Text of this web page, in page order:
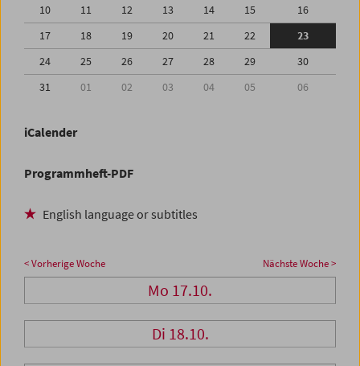
10
11 12 13 14 15
16
17
18 19 20 21 22
23
24
25 26 27 28 29
30
31
01 02 03 04 05 06
iCalender
Programmheft-PDF
English language or subtitles
< Vorherige Woche Nächste Woche >
Mo 17.10.
Di 18.10.